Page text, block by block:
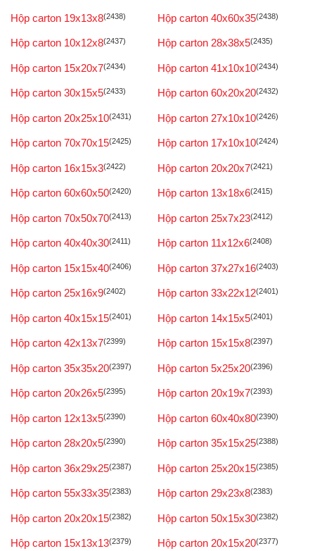
Hộp carton 19x13x8(2438) Hộp carton 40x60x35(2438)
Hộp carton 10x12x8(2437) Hộp carton 28x38x5(2435)
Hộp carton 15x20x7(2434) Hộp carton 41x10x10(2434)
Hộp carton 30x15x5(2433) Hộp carton 60x20x20(2432)
Hộp carton 20x25x10(2431) Hộp carton 27x10x10(2426)
Hộp carton 70x70x15(2425) Hộp carton 17x10x10(2424)
Hộp carton 16x15x3(2422) Hộp carton 20x20x7(2421)
Hộp carton 60x60x50(2420) Hộp carton 13x18x6(2415)
Hộp carton 70x50x70(2413) Hộp carton 25x7x23(2412)
Hộp carton 40x40x30(2411) Hộp carton 11x12x6(2408)
Hộp carton 15x15x40(2406) Hộp carton 37x27x16(2403)
Hộp carton 25x16x9(2402) Hộp carton 33x22x12(2401)
Hộp carton 40x15x15(2401) Hộp carton 14x15x5(2401)
Hộp carton 42x13x7(2399) Hộp carton 15x15x8(2397)
Hộp carton 35x35x20(2397) Hộp carton 5x25x20(2396)
Hộp carton 20x26x5(2395) Hộp carton 20x19x7(2393)
Hộp carton 12x13x5(2390) Hộp carton 60x40x80(2390)
Hộp carton 28x20x5(2390) Hộp carton 35x15x25(2388)
Hộp carton 36x29x25(2387) Hộp carton 25x20x15(2385)
Hộp carton 55x33x35(2383) Hộp carton 29x23x8(2383)
Hộp carton 20x20x15(2382) Hộp carton 50x15x30(2382)
Hộp carton 15x13x13(2379) Hộp carton 20x15x20(2377)